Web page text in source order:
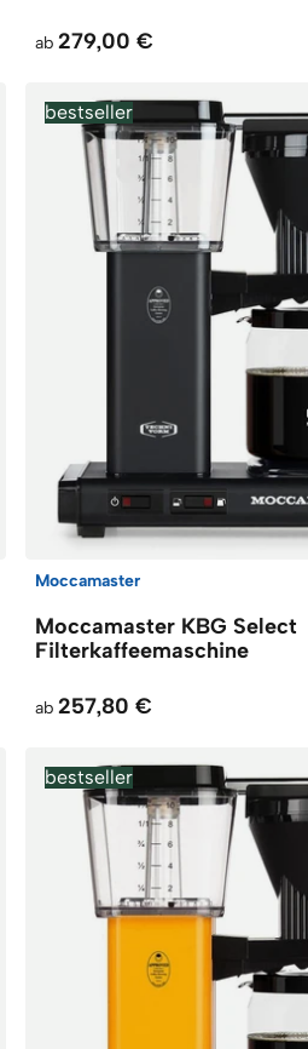
ab279,00 €
bestseller
Moccamaster
Moccamaster KBG Select
Filterkaffeemaschine
ab257,80 €
bestseller